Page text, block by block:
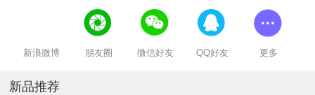
新浪微博 朋友圈 微信好友 QQ好友 更多
新品推荐